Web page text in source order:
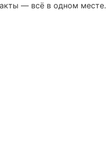
— всё в одном месте.